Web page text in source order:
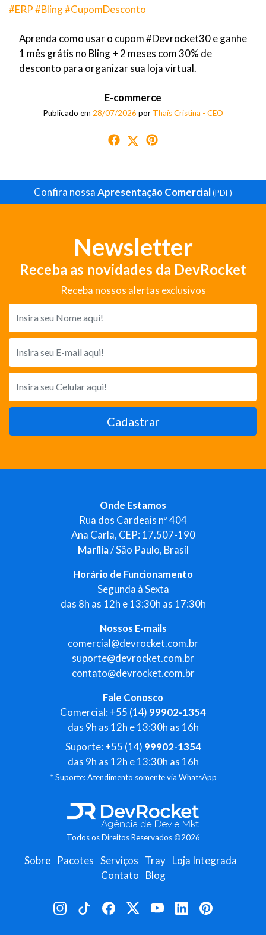
#ERP #Bling #CupomDesconto
Aprenda como usar o cupom #Devrocket30 e ganhe
1 mês grátis no Bling + 2 meses com 30% de
desconto para organizar sua loja virtual.
E-commerce
Publicado em 28/07/2026 por Thaís Cristina - CEO
Confira nossaApresentação Comercial(PDF)
Newsletter
Receba as novidades da DevRocket
Receba nossos alertas exclusivos
Cadastrar
Onde Estamos
Rua dos Cardeais nº 404
Ana Carla, CEP: 17.507-190
Marília/ São Paulo, Brasil
Horário de Funcionamento
Segunda à Sexta
das 8h as 12h e 13:30h as 17:30h
Nossos E-mails
comercial@devrocket.com.br
suporte@devrocket.com.br
contato@devrocket.com.br
Fale Conosco
Comercial: +55 (14) 99902-1354
das 9h as 12h e 13:30h as 16h
Suporte: +55 (14) 99902-1354
das 9h as 12h e 13:30h as 16h
* Suporte: Atendimento somente via WhatsApp
Todos os Direitos Reservados ©2026
Sobre Pacotes Serviços Tray Loja Integrada
Contato
Blog